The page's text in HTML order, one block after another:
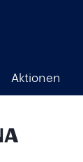
Aktionen